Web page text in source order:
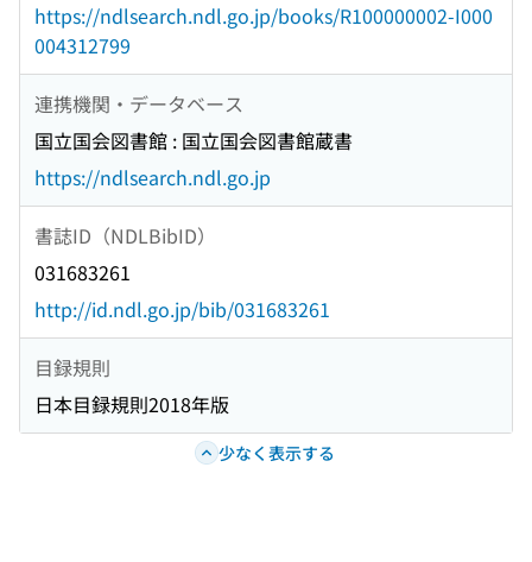
https://ndlsearch.ndl.go.jp/books/R100000002-I000
004312799
連携機関・データベース
国立国会図書館 : 国立国会図書館蔵書
https://ndlsearch.ndl.go.jp
書誌ID（NDLBibID）
031683261
http://id.ndl.go.jp/bib/031683261
目録規則
日本目録規則2018年版
少なく表示する